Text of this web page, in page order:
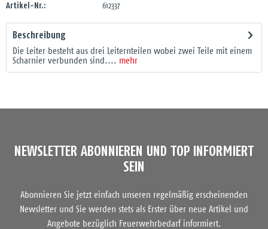
Artikel-Nr.: 612337
Beschreibung
Die Leiter besteht aus drei Leiternteilen wobei zwei Teile mit einem
Scharnier verbunden sind.... mehr
NEWSLETTER ABONNIEREN UND TOP INFORMIERT
SEIN
Abonnieren Sie jetzt einfach unseren regelmäßig erscheinenden
Newsletter und Sie werden stets als Erster über neue Artikel und
Angebote bezüglich Feuerwehrbedarf informiert.